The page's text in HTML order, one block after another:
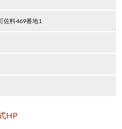
佐料469番地1
HP